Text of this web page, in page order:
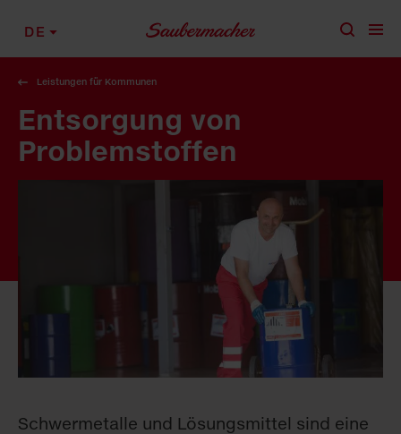
DE
Leistungen für Kommunen
Entsorgung von
Problemstoffen
Schwermetalle und Lösungsmittel sind eine